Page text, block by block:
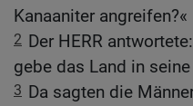
Kanaaniter angreifen?«
2 Der HERR
gebe das Land in
3 Da sagten die